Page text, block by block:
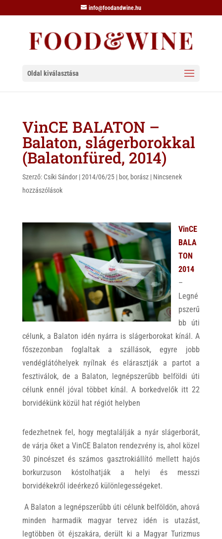
info@foodandwine.hu
Oldal kiválasztása
VinCE BALATON –
Balaton, slágerborokkal
(Balatonfüred, 2014)
Szerző: Csíki Sándor|2014/06/25| bor, borász| Nincsenek
hozzászólások
VinCE
BALA
TON
2014
–
Legné
pszerű
bb úti
célunk, a Balaton idén nyárra is slágerborokat kínál. A
főszezonban foglaltak a szállások, egyre jobb
vendéglátóhelyek nyílnak és elárasztják a partot a
fesztiválok, de a Balaton, legnépszerűbb belföldi úti
célunk ennél jóval többet kínál. A borkedvelők itt 22
borvidékünk közül hat régiót helyben
fedezhetnek fel, hogy megtalálják a nyár slágerborát,
de várja őket a VinCE Balaton rendezvény is, ahol közel
30 pincészet és számos gasztrokiállító mellett hajós
borkurzuson kóstolhatják a helyi és messzi
borvidékekről ideérkező különlegességeket.
A Balaton a legnépszerűbb úti célunk belföldön, ahová
minden harmadik magyar tervez idén is utazást,
legtöbben öt éjszakára, derült ki a Magyar Turizmus